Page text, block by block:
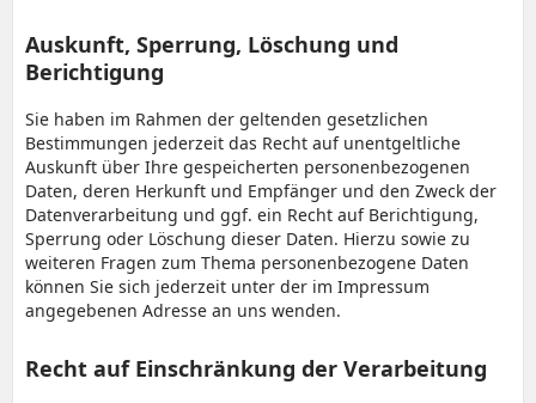
Auskunft, Sperrung, Löschung und
Berichtigung
Sie haben im Rahmen der geltenden gesetzlichen
Bestimmungen jederzeit das Recht auf unentgeltliche
Auskunft über Ihre gespeicherten personenbezogenen
Daten, deren Herkunft und Empfänger und den Zweck der
Datenverarbeitung und ggf. ein Recht auf Berichtigung,
Sperrung oder Löschung dieser Daten. Hierzu sowie zu
weiteren Fragen zum Thema personenbezogene Daten
können Sie sich jederzeit unter der im Impressum
angegebenen Adresse an uns wenden.
Recht auf Einschränkung der Verarbeitung